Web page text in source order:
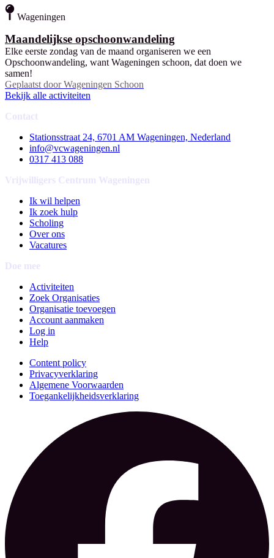
Wageningen
Maandelijkse opschoonwandeling
Elke eerste zondag van de maand organiseren we een
Opschoonwandeling, want Wageningen schoon, dat doen we
samen!
Geplaatst door Wageningen Schoon
Bekijk alle activiteiten
Contact
Stationsstraat 24, 6701 AM Wageningen, Nederland
info@vcwageningen.nl
0317 413 088
Vrijwilligers Centrum Wageningen
Ik wil helpen
Ik zoek hulp
Scholing
Over ons
Vacatures
Doe mee
Activiteiten
Zoek Organisaties
Organisatie toevoegen
Account aanmaken
Log in
Help
Content policy
Privacyverklaring
Algemene Voorwaarden
Toegankelijkheidsverklaring